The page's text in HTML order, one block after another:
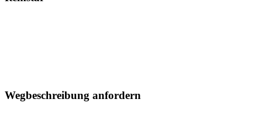
Wegbeschreibung anfordern